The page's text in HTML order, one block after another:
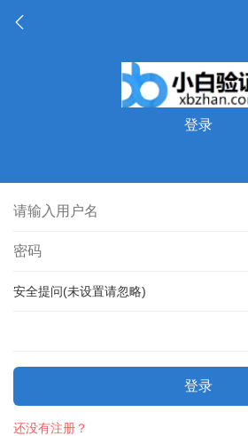
登录
安全提问(未设置请忽略)
登录
还没有注册？